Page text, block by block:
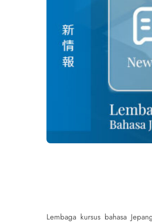
Lembaga kursus bahasa